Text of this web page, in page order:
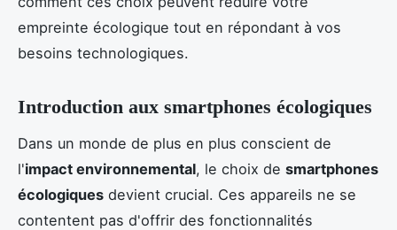
empreinte écologique tout en répondant à vos
besoins technologiques.
Introduction aux smartphones écologiques
Dans un monde de plus en plus conscient de
l'impact environnemental, le choix de smartphones
écologiques devient crucial. Ces appareils ne se
contentent pas d'offrir des fonctionnalités